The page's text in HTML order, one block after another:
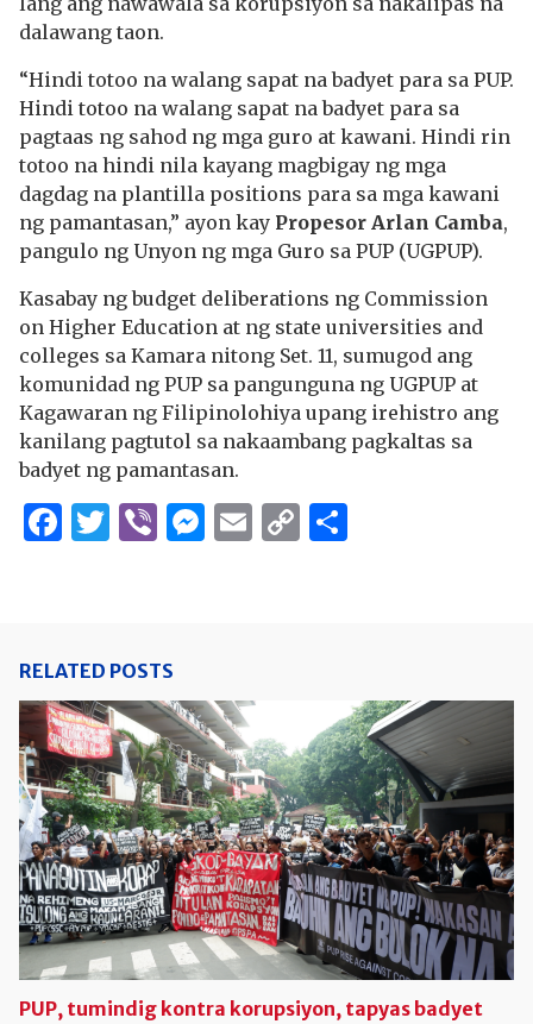
dalawang taon.
“Hindi totoo na walang sapat na badyet para sa PUP.
Hindi totoo na walang sapat na badyet para sa
pagtaas ng sahod ng mga guro at kawani. Hindi rin
totoo na hindi nila kayang magbigay ng mga
dagdag na plantilla positions para sa mga kawani
ng pamantasan,” ayon kay Propesor Arlan Camba,
pangulo ng Unyon ng mga Guro sa PUP (UGPUP).
Kasabay ng budget deliberations ng Commission
on Higher Education at ng state universities and
colleges sa Kamara nitong Set. 11, sumugod ang
komunidad ng PUP sa pangunguna ng UGPUP at
Kagawaran ng Filipinolohiya upang irehistro ang
kanilang pagtutol sa nakaambang pagkaltas sa
badyet ng pamantasan.
Facebook
Twitter
ViberMessenger
Email
Copy
RELATED POSTS
PUP, tumindig kontra korupsiyon, tapyas badyet